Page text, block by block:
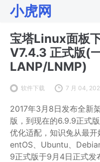
小虎网
宝塔Linux面板
V7.4.3 正式版(
LANP/LNMP)
软件下载 7 月 04,
2017年3月8日发布全新
版，到现在的6.9.9正式
优化适配，知识兔从最
entOS、Ubuntu、
9正式版于9月4日正式发